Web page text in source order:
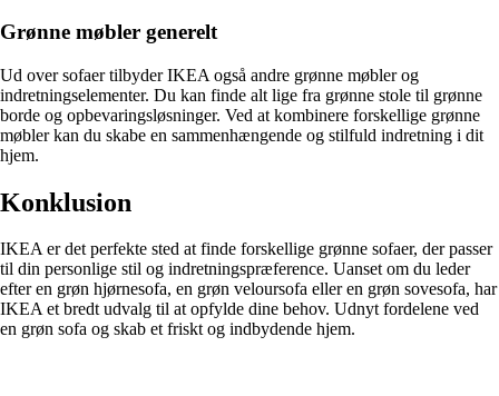
Grønne møbler generelt
Ud over sofaer tilbyder IKEA også andre grønne møbler og
indretningselementer. Du kan finde alt lige fra grønne stole til grønne
borde og opbevaringsløsninger. Ved at kombinere forskellige grønne
møbler kan du skabe en sammenhængende og stilfuld indretning i dit
hjem.
Konklusion
IKEA er det perfekte sted at finde forskellige grønne sofaer, der passer
til din personlige stil og indretningspræference. Uanset om du leder
efter en grøn hjørnesofa, en grøn veloursofa eller en grøn sovesofa, har
IKEA et bredt udvalg til at opfylde dine behov. Udnyt fordelene ved
en grøn sofa og skab et friskt og indbydende hjem.